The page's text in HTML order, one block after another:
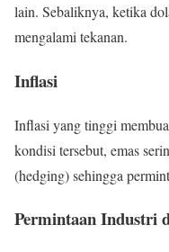
lain. Sebaliknya, ketika
mengalami tekanan.
Inflasi
Inflasi yang tinggi
kondisi tersebut, emas
(hedging) sehingga
Permintaan Industri